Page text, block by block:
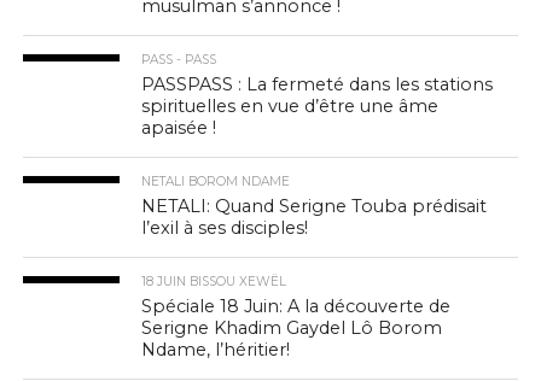
musulman s’annonce !
PASS - PASS
PASSPASS : La fermeté dans les stations
spirituelles en vue d’être une âme
apaisée !
NETALI BOROM NDAME
NETALI: Quand Serigne Touba prédisait
l’exil à ses disciples!
18 JUIN BISSOU XEWËL
Spéciale 18 Juin: A la découverte de
Serigne Khadim Gaydel Lô Borom
Ndame, l’héritier!